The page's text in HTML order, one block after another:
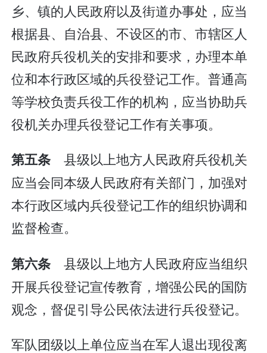
乡、镇的人民政府以及街道办事处，应当
根据县、自治县、不设区的市、市辖区人
民政府兵役机关的安排和要求，办理本单
位和本行政区域的兵役登记工作。普通高
等学校负责兵役工作的机构，应当协助兵
役机关办理兵役登记工作有关事项。
第五条县级以上地方人民政府兵役机关
应当会同本级人民政府有关部门，加强对
本行政区域内兵役登记工作的组织协调和
监督检查。
第六条县级以上地方人民政府应当组织
开展兵役登记宣传教育，增强公民的国防
观念，督促引导公民依法进行兵役登记。
军队团级以上单位应当在军人退出现役离